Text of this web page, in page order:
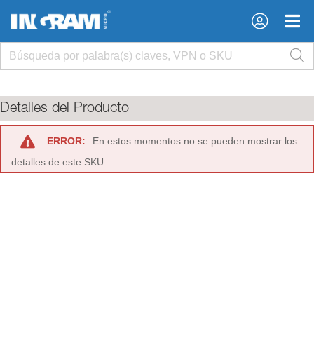
×
×
Detalles del Producto
ERROR:
En estos momentos no se pueden mostrar los
detalles de este SKU